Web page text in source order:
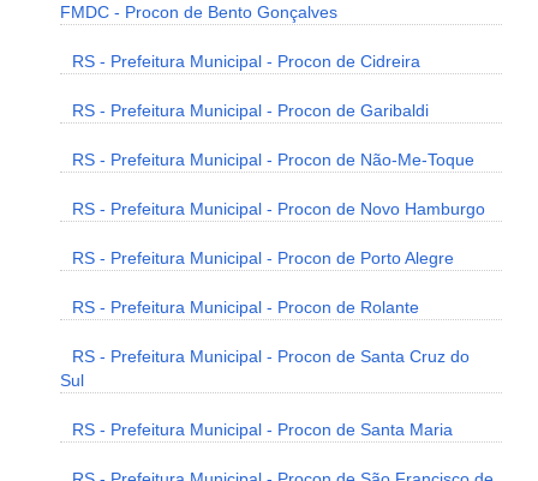
FMDC - Procon de Bento Gonçalves
RS - Prefeitura Municipal - Procon de Cidreira
RS - Prefeitura Municipal - Procon de Garibaldi
RS - Prefeitura Municipal - Procon de Não-Me-Toque
RS - Prefeitura Municipal - Procon de Novo Hamburgo
RS - Prefeitura Municipal - Procon de Porto Alegre
RS - Prefeitura Municipal - Procon de Rolante
RS - Prefeitura Municipal - Procon de Santa Cruz do
Sul
RS - Prefeitura Municipal - Procon de Santa Maria